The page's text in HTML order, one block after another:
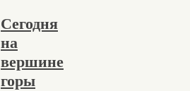
Сегодня
на
вершине
горы